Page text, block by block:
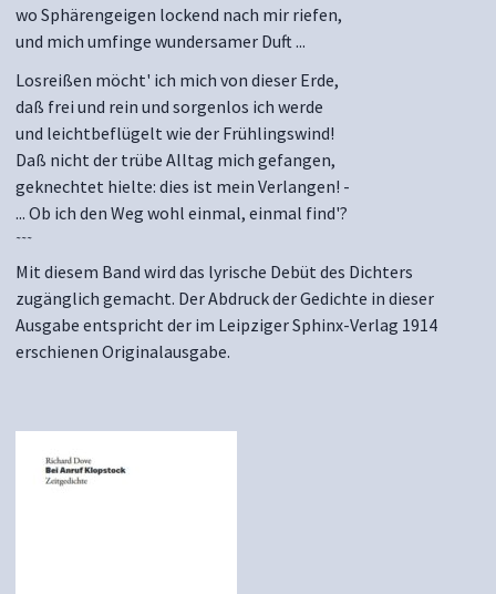
wo Sphärengeigen lockend nach mir riefen,
und mich umfinge wundersamer Duft ...
Losreißen möcht' ich mich von dieser Erde,
daß frei und rein und sorgenlos ich werde
und leichtbeflügelt wie der Frühlingswind!
Daß nicht der trübe Alltag mich gefangen,
geknechtet hielte: dies ist mein Verlangen! -
... Ob ich den Weg wohl einmal, einmal find'?
~~~
Mit diesem Band wird das lyrische Debüt des Dichters
zugänglich gemacht. Der Abdruck der Gedichte in dieser
Ausgabe entspricht der im Leipziger Sphinx-Verlag 1914
erschienen Originalausgabe.